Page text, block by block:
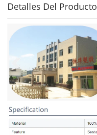
Detalles Del Producto